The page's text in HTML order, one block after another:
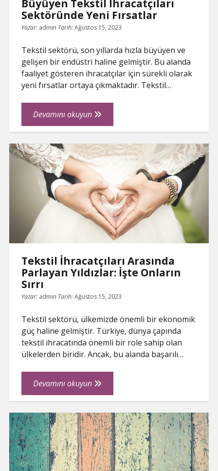
Büyüyen Tekstil İhracatçıları
Sektöründe Yeni Fırsatlar
Yazar: admin Tarih:Ağustos 15, 2023
Tekstil sektörü, son yıllarda hızla büyüyen ve
gelişen bir endüstri haline gelmiştir. Bu alanda
faaliyet gösteren ihracatçılar için sürekli olarak
yeni fırsatlar ortaya çıkmaktadır. Tekstil…
Devamını okuyunBüyüyen
Tekstil
Sektöründe
Yeni
Fırsatlar
Tekstil İhracatçıları Arasında
Parlayan Yıldızlar: İşte Onların
Sırrı
Yazar: admin Tarih:Ağustos 15, 2023
Tekstil sektörü, ülkemizde önemli bir ekonomik
güç haline gelmiştir. Türkiye, dünya çapında
tekstil ihracatında önemli bir role sahip olan
ülkelerden biridir. Ancak, bu alanda başarılı…
Devamını okuyunTekstil
İhracatçıları
Parlayan
Yıldızlar:
İşte
Onların
Sırrı